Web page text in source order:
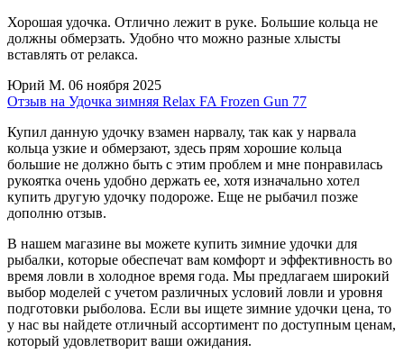
Хорошая удочка. Отлично лежит в руке. Большие кольца не
должны обмерзать. Удобно что можно разные хлысты
вставлять от релакса.
Юрий М. 06 ноября 2025
Отзыв на Удочка зимняя Relax FA Frozen Gun 77
Купил данную удочку взамен нарвалу, так как у нарвала
кольца узкие и обмерзают, здесь прям хорошие кольца
большие не должно быть с этим проблем и мне понравилась
рукоятка очень удобно держать ее, хотя изначально хотел
купить другую удочку подороже. Еще не рыбачил позже
дополню отзыв.
В нашем магазине вы можете купить зимние удочки для
рыбалки, которые обеспечат вам комфорт и эффективность во
время ловли в холодное время года. Мы предлагаем широкий
выбор моделей с учетом различных условий ловли и уровня
подготовки рыболова. Если вы ищете зимние удочки цена, то
у нас вы найдете отличный ассортимент по доступным ценам,
который удовлетворит ваши ожидания.